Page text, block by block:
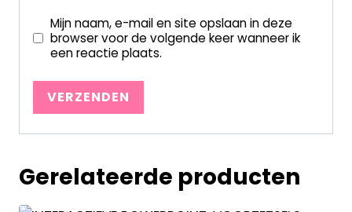
Mijn naam, e-mail en site opslaan in deze
browser voor de volgende keer wanneer ik
een reactie plaats.
Gerelateerde producten